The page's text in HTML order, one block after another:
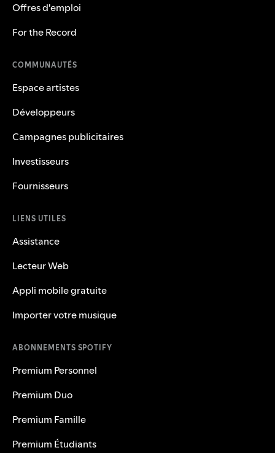
Offres d'emploi
For the Record
COMMUNAUTÉS
Espace artistes
Développeurs
Campagnes publicitaires
Investisseurs
Fournisseurs
LIENS UTILES
Assistance
Lecteur Web
Appli mobile gratuite
Importer votre musique
ABONNEMENTS SPOTIFY
Premium Personnel
Premium Duo
Premium Famille
Premium Étudiants